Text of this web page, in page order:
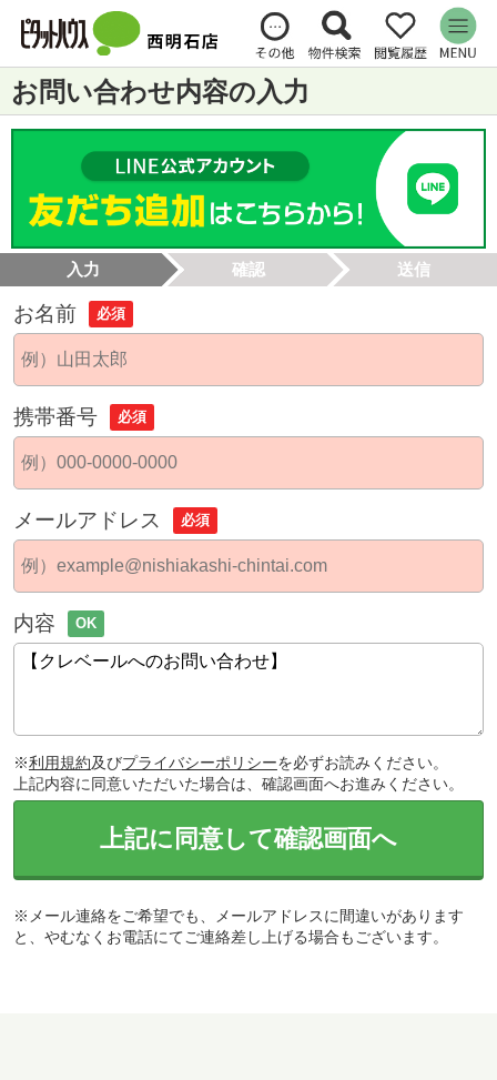
お問い合わせ内容の入力
入力 確認 送信
お名前 必須
携帯番号 必須
メールアドレス 必須
内容 OK
※利用規約及びプライバシーポリシーを必ずお読みください。
上記内容に同意いただいた場合は、確認画面へお進みください。
上記に同意して確認画面へ
※メール連絡をご希望でも、メールアドレスに間違いがあります
と、やむなくお電話にてご連絡差し上げる場合もございます。